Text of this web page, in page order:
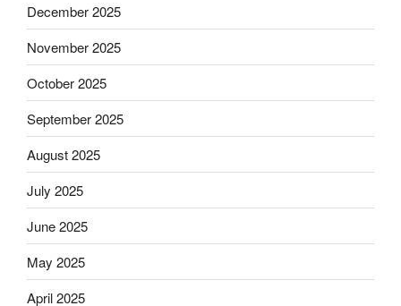
December 2025
November 2025
October 2025
September 2025
August 2025
July 2025
June 2025
May 2025
April 2025